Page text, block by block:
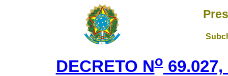
DECRETO No69.027,